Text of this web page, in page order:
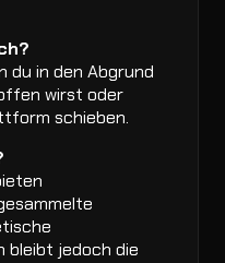
du in den Abgrund
wirst oder
schieben.
bleibt jedoch die